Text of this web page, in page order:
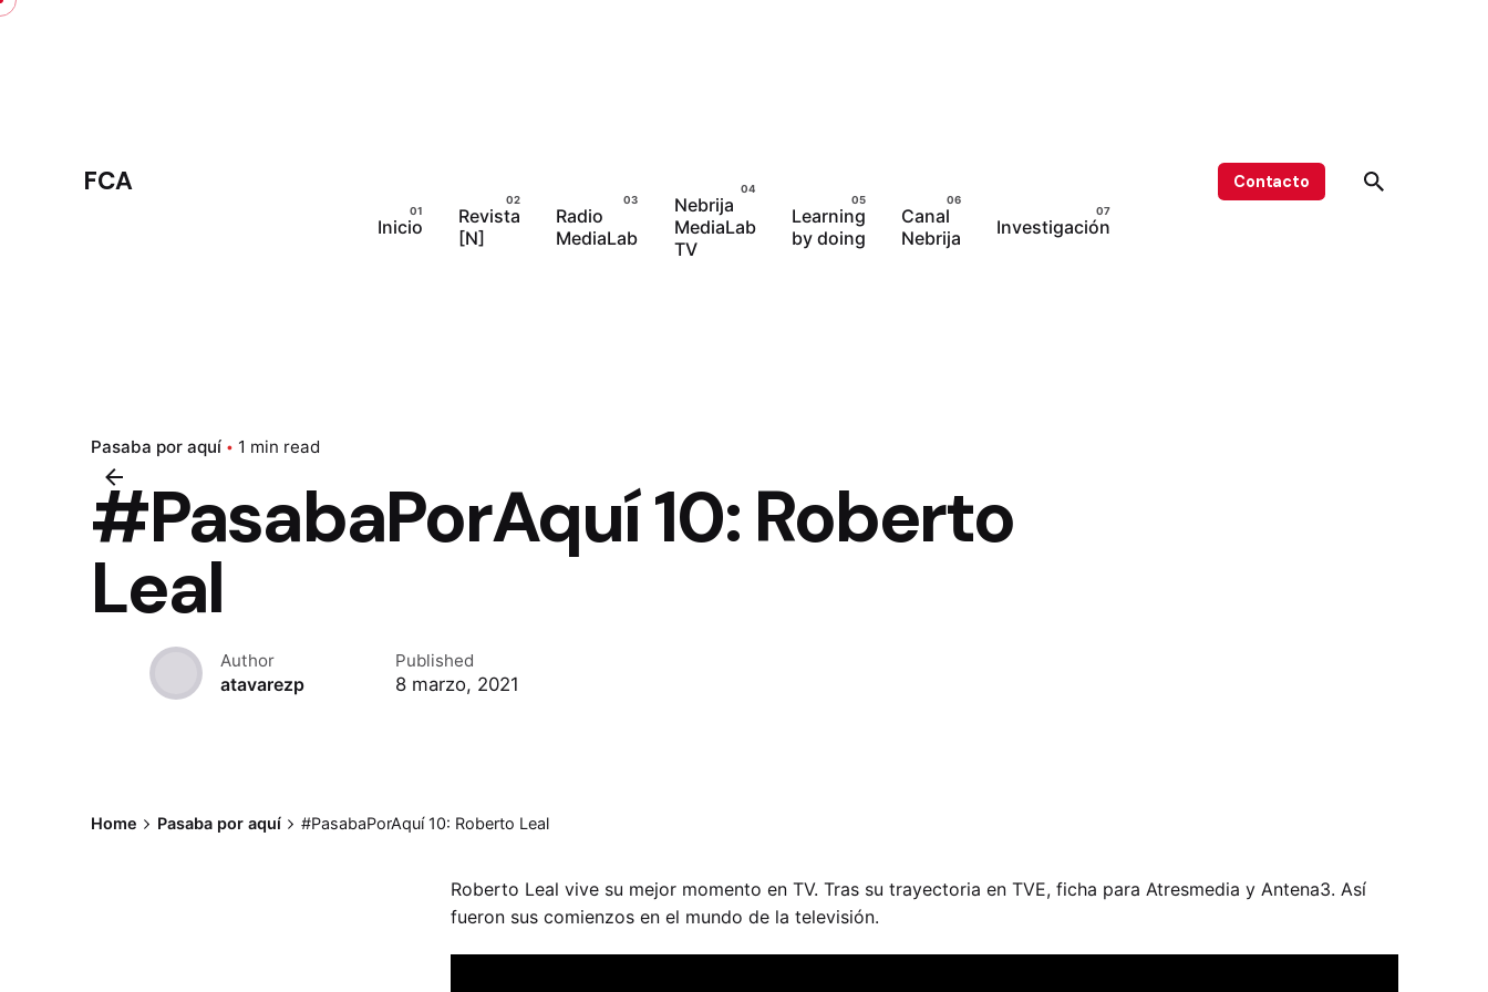
Skip
FCA
Inicio
Revista
[N]
Radio
MediaLab
Nebrija
MediaLab
TV
Learning
by doing
Canal
Nebrija
Investigación
Contacto
Pasaba por aquí 1 min read
#PasabaPorAquí 10: Roberto
Leal
Author
atavarezp
Published
8 marzo, 2021
Home Pasaba por aquí #PasabaPorAquí 10: Roberto Leal
Roberto Leal vive su mejor momento en TV. Tras su trayectoria en TVE, ficha para Atresmedia y Antena3. Así
fueron sus comienzos en el mundo de la televisión.